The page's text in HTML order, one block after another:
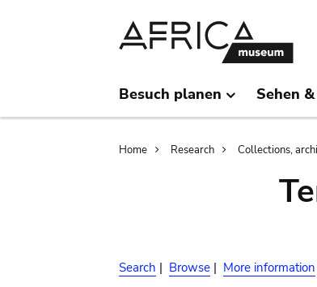
Besuch planen Sehen
Breadcrumb
Home Research Collections,
Search | Browse | More information